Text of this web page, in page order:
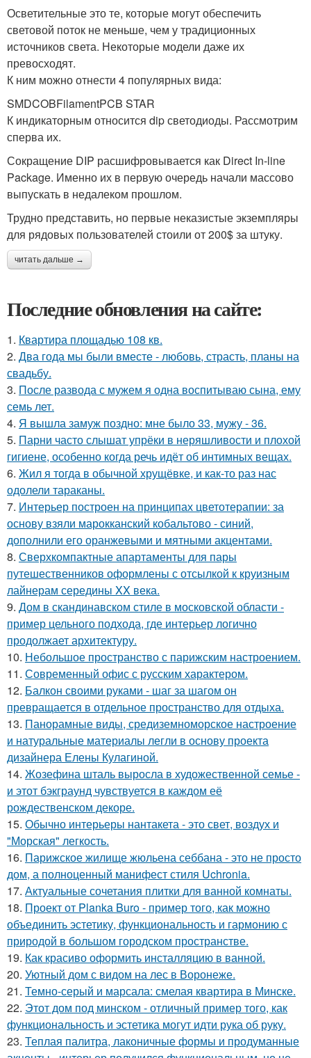
Осветительные это те, которые могут обеспечить
световой поток не меньше, чем у традиционных
источников света. Некоторые модели даже их
превосходят.
К ним можно отнести 4 популярных вида:
SMDCOBFilamentPCB STAR
К индикаторным относится dip светодиоды. Рассмотрим
сперва их.
Сокращение DIP расшифровывается как Direct In-line
Package. Именно их в первую очередь начали массово
выпускать в недалеком прошлом.
Трудно представить, но первые неказистые экземпляры
для рядовых пользователей стоили от 200$ за штуку.
читать дальше →
Последние обновления на сайте:
1. Квартира площадью 108 кв.
2. Два года мы были вместе - любовь, страсть, планы на
свадьбу.
3. После развода с мужем я одна воспитываю сына, ему
семь лет.
4. Я вышла замуж поздно: мне было 33, мужу - 36.
5. Парни часто слышат упрёки в неряшливости и плохой
гигиене, особенно когда речь идёт об интимных вещах.
6. Жил я тогда в обычной хрущёвке, и как-то раз нас
одолели тараканы.
7. Интерьер построен на принципах цветотерапии: за
основу взяли марокканский кобальтово - синий,
дополнили его оранжевыми и мятными акцентами.
8. Сверхкомпактные апартаменты для пары
путешественников оформлены с отсылкой к круизным
лайнерам середины XX века.
9. Дом в скандинавском стиле в московской области -
пример цельного подхода, где интерьер логично
продолжает архитектуру.
10. Небольшое пространство с парижским настроением.
11. Современный офис с русским характером.
12. Балкон своими руками - шаг за шагом он
превращается в отдельное пространство для отдыха.
13. Панорамные виды, средиземноморское настроение
и натуральные материалы легли в основу проекта
дизайнера Елены Кулагиной.
14. Жозефина шталь выросла в художественной семье -
и этот бэкграунд чувствуется в каждом её
рождественском декоре.
15. Обычно интерьеры нантакета - это свет, воздух и
"Морская" легкость.
16. Парижское жилище жюльена себбана - это не просто
дом, а полноценный манифест стиля Uchronia.
17. Актуальные сочетания плитки для ванной комнаты.
18. Проект от Planka Buro - пример того, как можно
объединить эстетику, функциональность и гармонию с
природой в большом городском пространстве.
19. Как красиво оформить инсталляцию в ванной.
20. Уютный дом с видом на лес в Воронеже.
21. Темно-серый и марсала: смелая квартира в Минске.
22. Этот дом под минском - отличный пример того, как
функциональность и эстетика могут идти рука об руку.
23. Теплая палитра, лаконичные формы и продуманные